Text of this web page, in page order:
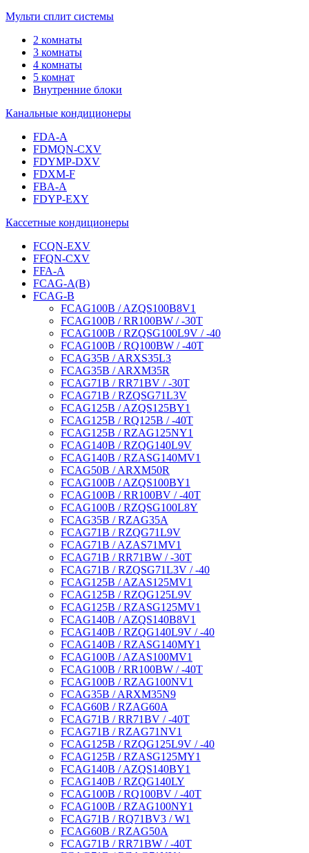
Мульти сплит системы
2 комнаты
3 комнаты
4 комнаты
5 комнат
Внутренние блоки
Канальные кондиционеры
FDA-A
FDMQN-CXV
FDYMP-DXV
FDXM-F
FBA-A
FDYP-EXY
Кассетные кондиционеры
FCQN-EXV
FFQN-CXV
FFA-A
FCAG-A(B)
FCAG-B
FCAG100B / AZQS100B8V1
FCAG100B / RR100BW / -30T
FCAG100B / RZQSG100L9V / -40
FCAG100B / RQ100BW / -40T
FCAG35B / ARXS35L3
FCAG35B / ARXM35R
FCAG71B / RR71BV / -30T
FCAG71B / RZQSG71L3V
FCAG125B / AZQS125BY1
FCAG125B / RQ125B / -40T
FCAG125B / RZAG125NY1
FCAG140B / RZQG140L9V
FCAG140B / RZASG140MV1
FCAG50B / ARXM50R
FCAG100B / AZQS100BY1
FCAG100B / RR100BV / -40T
FCAG100B / RZQSG100L8Y
FCAG35B / RZAG35A
FCAG71B / RZQG71L9V
FCAG71B / AZAS71MV1
FCAG71B / RR71BW / -30T
FCAG71B / RZQSG71L3V / -40
FCAG125B / AZAS125MV1
FCAG125B / RZQG125L9V
FCAG125B / RZASG125MV1
FCAG140B / AZQS140B8V1
FCAG140B / RZQG140L9V / -40
FCAG140B / RZASG140MY1
FCAG100B / AZAS100MV1
FCAG100B / RR100BW / -40T
FCAG100B / RZAG100NV1
FCAG35B / ARXM35N9
FCAG60B / RZAG60A
FCAG71B / RR71BV / -40T
FCAG71B / RZAG71NV1
FCAG125B / RZQG125L9V / -40
FCAG125B / RZASG125MY1
FCAG140B / AZQS140BY1
FCAG140B / RZQG140LY
FCAG100B / RQ100BV / -40T
FCAG100B / RZAG100NY1
FCAG71B / RQ71BV3 / W1
FCAG60B / RZAG50A
FCAG71B / RR71BW / -40T